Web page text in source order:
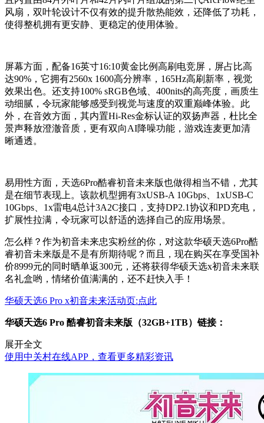
风扇，双叶轮设计不仅有效的提升散热能效，还降低了功耗，
使得整机拥有更安静、更稳定的使用体验。
屏幕方面，配备16英寸16:10黄金比例高刷电竞屏，屏占比高
达90%，它拥有2560x 1600高分辨率，165Hz高刷新率，视觉
效果出色。还支持100% sRGB色域、400nits的高亮度，画质生
动细腻，令玩家能够感受到视觉与速度的双重巅峰体验。此
外，在音效方面，其内置Hi-Res金标认证的双扬声器，杜比全
景声释放澄澈音质，更有双向AI降噪功能，游戏连麦更加清
晰通透。
易用性方面，天选6Pro酷睿初音未来版也做得相当不错，尤其
是在细节表现上。该款机型拥有3xUSB-A 10Gbps、1xUSB-C
10Gbps、1x雷电4总计3A2C接口，支持DP2.1协议和PD充电，
扩展性拉满，令玩家可以舒适的选择自己的应用场景。
怎么样？作为初音未来忠实粉丝的你，对这款华硕天选6Pro酷
睿初音未来版是不是有所期待呢？而且，现在购买在享受国补
价8999元的同时晒单返300元，还将获得华硕天选x初音未来联
名礼盒哟，情绪价值满满的，还不赶快入手！
华硕天选6 Pro x初音未来活动页:点此
华硕天选6 Pro 酷睿初音未来版（32GB+1TB）链接：
展开全文
使用中关村在线APP，查看更多精彩资讯